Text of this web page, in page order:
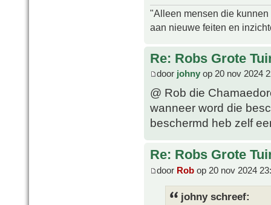
"Alleen mensen die
aan nieuwe feiten en
Re: Robs Grote
door johny op 20 nov 2024
@ Rob die
wanneer word die
beschermd heb zelf
Re: Robs Grote
door Rob op 20 nov 2024
johny schreef: